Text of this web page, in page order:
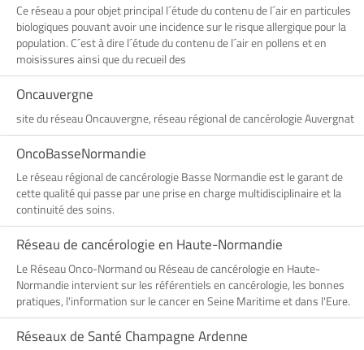
Ce réseau a pour objet principal l´étude du contenu de l´air en particules
biologiques pouvant avoir une incidence sur le risque allergique pour la
population. C´est à dire l´étude du contenu de l´air en pollens et en
moisissures ainsi que du recueil des
Oncauvergne
site du réseau Oncauvergne, réseau régional de cancérologie Auvergnat
OncoBasseNormandie
Le réseau régional de cancérologie Basse Normandie est le garant de
cette qualité qui passe par une prise en charge multidisciplinaire et la
continuité des soins.
Réseau de cancérologie en Haute-Normandie
Le Réseau Onco-Normand ou Réseau de cancérologie en Haute-
Normandie intervient sur les référentiels en cancérologie, les bonnes
pratiques, l'information sur le cancer en Seine Maritime et dans l'Eure.
Réseaux de Santé Champagne Ardenne